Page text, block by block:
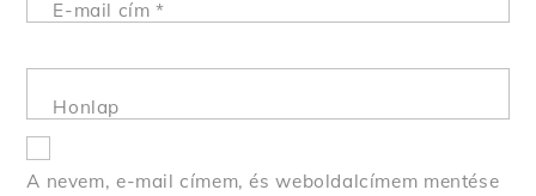
E-mail cím*
Honlap
A nevem, e-mail címem, és weboldalcímem mentése